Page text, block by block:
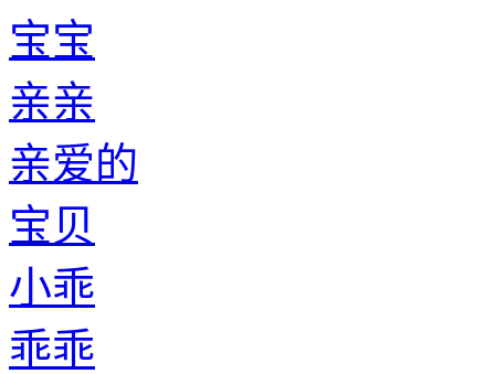
宝宝
亲亲
亲爱的
宝贝
小乖
乖乖